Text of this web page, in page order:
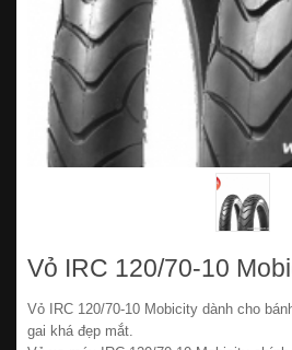
Vỏ IRC 120/70-10
Vỏ IRC 120/70-10 Mobicity dành cho
gai khá đẹp mắt.